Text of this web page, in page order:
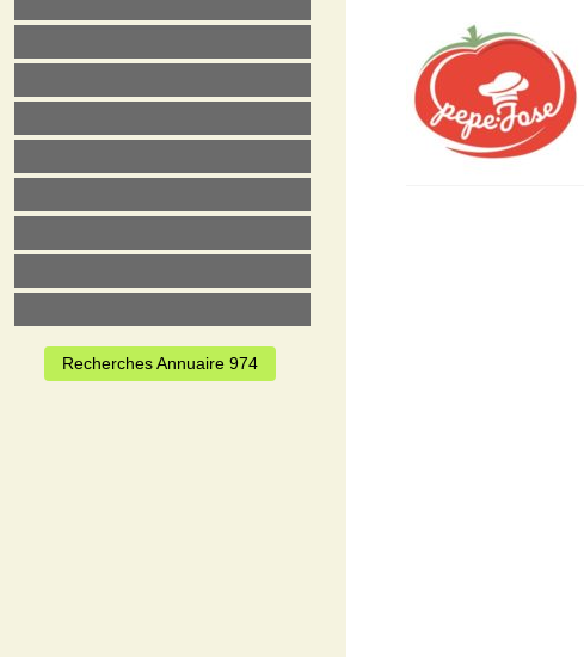
Recherches Annuaire 974